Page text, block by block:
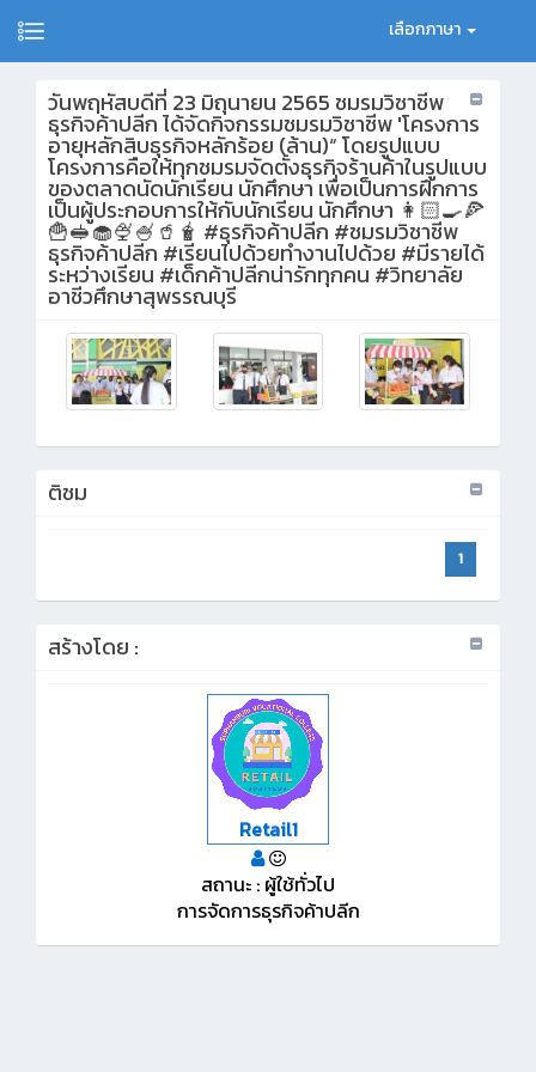
เลือกภาษา
วันพฤหัสบดีที่ 23 มิถุนายน 2565 ชมรมวิชาชีพ
ธุรกิจค้าปลีก ได้จัดกิจกรรมชมรมวิชาชีพ 'โครงการ
อายุหลักสิบธุรกิจหลักร้อย (ล้าน)​“ โดยรูปแบบ
โครงการคือให้ทุกชมรมจัดตั้งธุรกิจร้านค้าในรูปแบบ
ของตลาดนัดนักเรียน นักศึกษา เพื่อเป็นการฝึกการ
เป็นผู้ประกอบการให้กับนักเรียน นักศึกษา 👩🏻‍🍳🍕
🍟🥪🧁🍨🍧🥤🧋 #ธุรกิจค้าปลีก #ชมรมวิชาชีพ
ธุรกิจค้าปลีก #เรียนไปด้วยทำงานไปด้วย #มีรายได้
ระหว่างเรียน #เด็กค้าปลีกน่ารักทุกคน #วิทยาลัย
อาชีวศึกษาสุพรรณบุรี
ติชม
1
สร้างโดย :
Retail1
สถานะ : ผู้ใช้ทั่วไป
การจัดการธุรกิจค้าปลีก